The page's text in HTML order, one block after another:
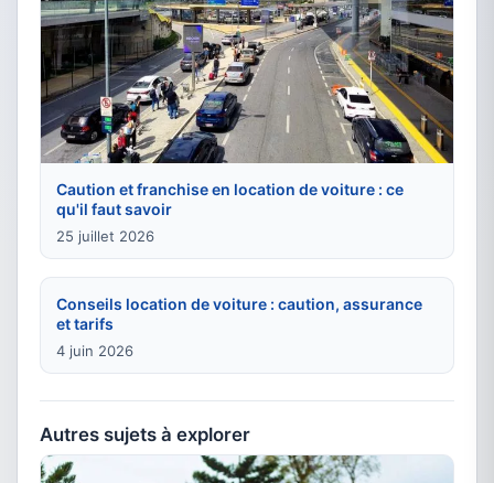
Caution et franchise en location de voiture : ce
qu'il faut savoir
25 juillet 2026
Conseils location de voiture : caution, assurance
et tarifs
4 juin 2026
Autres sujets à explorer